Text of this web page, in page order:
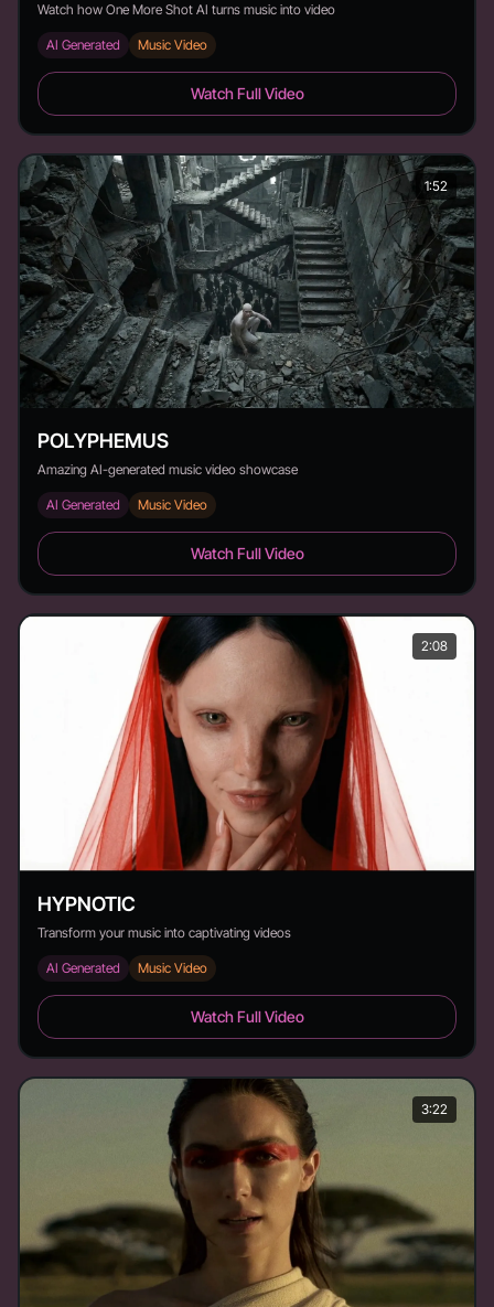
Watch how One More Shot AI turns music into video
AI Generated Music Video
knd - hell - Duration:Watch Full Video
1:52
POLYPHEMUS
Amazing AI-generated music video showcase
AI Generated Music Video
POLYPHEMUS - Duration: 1:52
Watch Full Video
2:08
HYPNOTIC
Transform your music into captivating videos
AI Generated Music Video
HYPNOTIC - Duration: 2:08Watch Full Video
3:22